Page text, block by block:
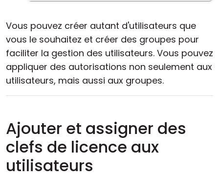
Vous pouvez créer autant d'utilisateurs que
vous le souhaitez et créer des groupes pour
faciliter la gestion des utilisateurs. Vous pouvez
appliquer des autorisations non seulement aux
utilisateurs, mais aussi aux groupes.
Ajouter et assigner des
clefs de licence aux
utilisateurs